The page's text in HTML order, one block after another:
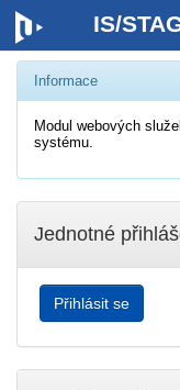
IS/
Informace
Modul webových
systému.
Jednotné